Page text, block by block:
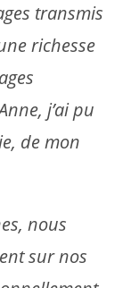
transmis
richesse
j’ai pu
de mon
nous
sur nos